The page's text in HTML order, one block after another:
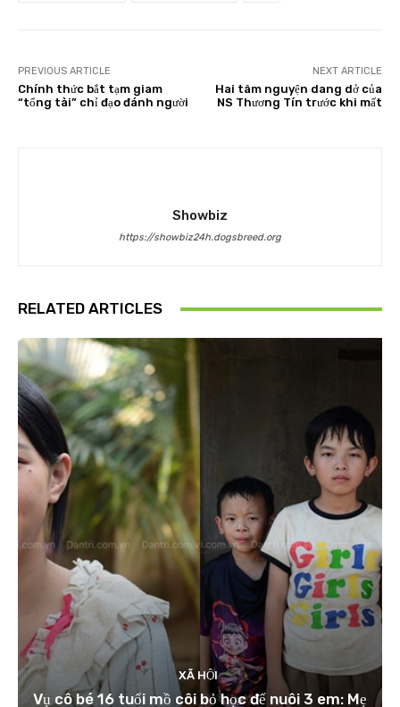
PREVIOUS ARTICLE
Chính thức bắt tạm giam
“tổng tài” chỉ đạo đánh người
NEXT ARTICLE
Hai tâm nguyện dang dở của
NS Thương Tín trước khi mất
Showbiz
https://showbiz24h.dogsbreed.org
RELATED ARTICLES
XÃ HỘI
Vụ cô bé 16 tuổi mồ côi bỏ học để nuôi 3 em: Mẹ